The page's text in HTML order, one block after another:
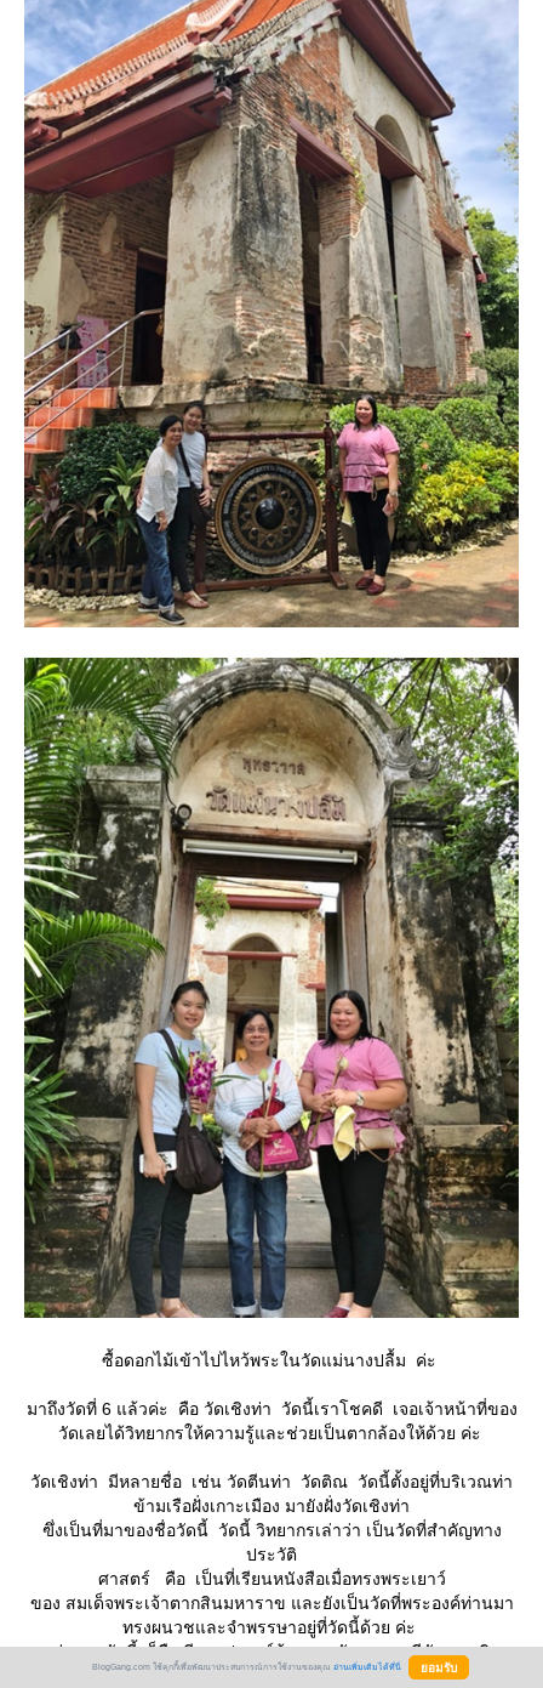
ซื้อดอกไม้เข้าไปไหว้พระในวัดแม่นางปลื้ม ค่ะ
มาถึงวัดที่ 6 แล้วค่ะ คือ วัดเชิงท่า วัดนี้เราโชคดี เจอเจ้าหน้าที่ของ
วัดเลยได้วิทยากรให้ความรู้และช่วยเป็นตากล้องให้ด้วย ค่ะ
วัดเชิงท่า มีหลายชื่อ เช่น วัดตีนท่า วัดติณ วัดนี้ตั้งอยู่ที่บริเวณท่า
ข้ามเรือฝั่งเกาะเมือง มายังฝั่งวัดเชิงท่า
ฃึ่งเป็นที่มาของชื่อวัดนี้ วัดนี้ วิทยากรเล่าว่า เป็นวัดที่สำคัญทาง
ประวัติ
ศาสตร์ คือ เป็นที่เรียนหนังสือเมื่อทรงพระเยาว์
ของ สมเด็จพระเจ้าตากสินมหาราข และยังเป็นวัดที่พระองค์ท่านมา
ทรงผนวชและจำพรรษาอยู่ที่วัดนี้ด้วย ค่ะ
จุดเด่นของวัดนี้ ก็คือ มีพระปรางค์ห้ายอดสมัยอยุธยา มีลักษณะพิเศษ
หาดูจากที่อื่นไม่ได้ คือ ก่อฐานพระปรางค์
BlogGang.com ใช้คุกกี้เพื่อพัฒนาประสบการณ์การใช้งานของคุณ อ่านเพิ่มเติมได้ที่นี่